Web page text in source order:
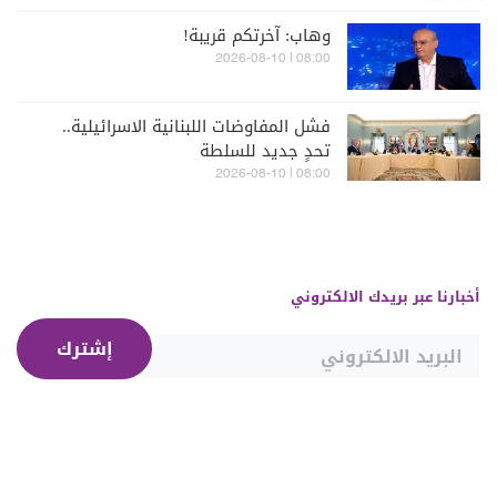
وهاب: آخرتكم قريبة!
08:00 | 2026-08-10
فشل المفاوضات اللبنانية الاسرائيلية..
تحدٍ جديد للسلطة
08:00 | 2026-08-10
أخبارنا عبر بريدك الالكتروني
إشترك